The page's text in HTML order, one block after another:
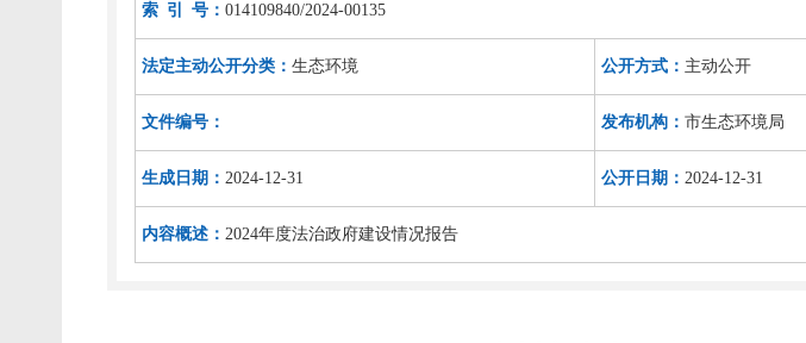
索 引 号： 014109840/2024-00135
法定主动公开分类： 生态环境 公开方式： 主动公开
文件编号： 发布机构： 市生态环境局
生成日期： 2024-12-31 公开日期： 2024-12-31
内容概述： 2024年度法治政府建设情况报告